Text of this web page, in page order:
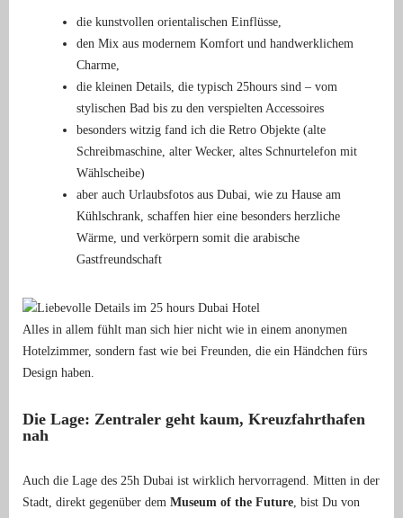
die kunstvollen orientalischen Einflüsse,
den Mix aus modernem Komfort und handwerklichem
Charme,
die kleinen Details, die typisch 25hours sind – vom
stylischen Bad bis zu den verspielten Accessoires
besonders witzig fand ich die Retro Objekte (alte
Schreibmaschine, alter Wecker, altes Schnurtelefon mit
Wählscheibe)
aber auch Urlaubsfotos aus Dubai, wie zu Hause am
Kühlschrank, schaffen hier eine besonders herzliche
Wärme, und verkörpern somit die arabische
Gastfreundschaft
Alles in allem fühlt man sich hier nicht wie in einem anonymen
Hotelzimmer, sondern fast wie bei Freunden, die ein Händchen fürs
Design haben.
Die Lage: Zentraler geht kaum, Kreuzfahrthafen
nah
Auch die Lage des 25h Dubai ist wirklich hervorragend. Mitten in der
Stadt, direkt gegenüber dem Museum of the Future , bist Du von